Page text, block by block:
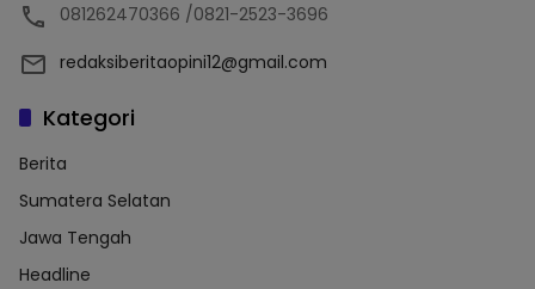
081262470366 /0821-2523-3696
redaksiberitaopini12@gmail.com
Kategori
Berita
Sumatera Selatan
Jawa Tengah
Headline